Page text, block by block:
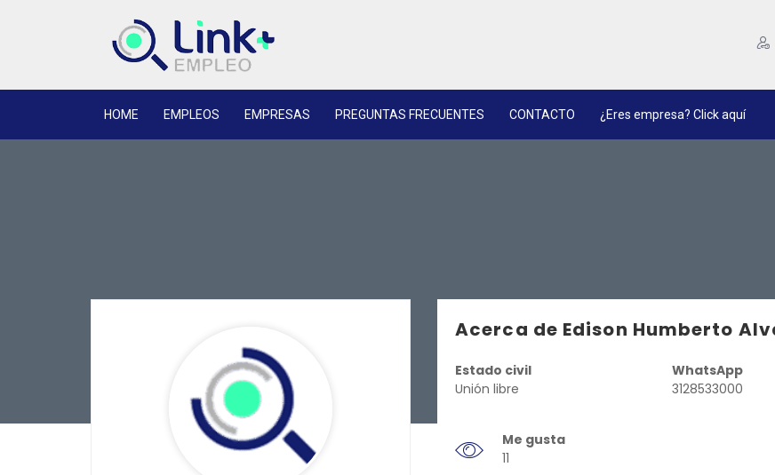
HOME EMPLEOS EMPRESAS PREGUNTAS FRECUENTES CONTACTO ¿Eres empresa? Click aquí
Acerca de Edison Humberto
Estado civil
Unión libre
WhatsApp
3128533000
Me gusta
11